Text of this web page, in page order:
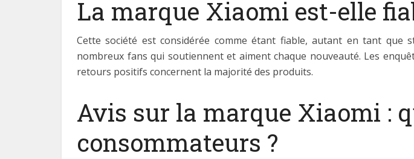
La marque Xiaomi est-elle
Cette société est considérée comme étant fiable, autant en tant que
nombreux fans qui soutiennent et aiment chaque nouveauté. Les
retours positifs concernent la majorité des produits.
Avis sur la marque Xiaomi :
consommateurs ?